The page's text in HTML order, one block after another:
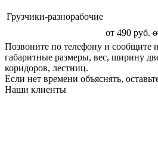
Грузчики-разнорабочие
от 490 руб.
Позвоните по телефону и сообщите
габаритные размеры, вес, ширину
коридоров, лестниц.
Если нет времени объяснять,
Наши клиенты